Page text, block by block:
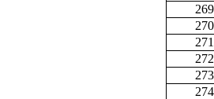
269
270
271
272
273
274